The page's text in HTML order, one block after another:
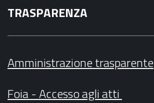
TRASPARENZA
Amministrazione trasparente
Foia - Accesso agli atti